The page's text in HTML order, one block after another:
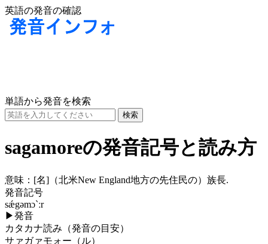
英語の発音の確認
単語から発音を検索
sagamoreの発音記号と読み方
意味： [名] （北米New England地方の先住民の）族長.
発音記号
sǽgəmɔ`ːr
▶発音
カタカナ読み（発音の目安）
サァガァモォー（ル）